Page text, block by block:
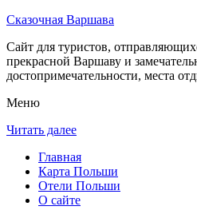
Сказочная Варшава
Сайт для туристов,
прекрасной Варшаву и
достопримечательности, места
Меню
Читать далее
Главная
Карта Польши
Отели Польши
О сайте